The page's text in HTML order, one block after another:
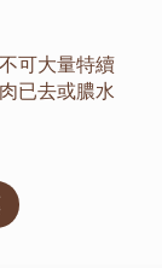
可大量特續
已去或膿水